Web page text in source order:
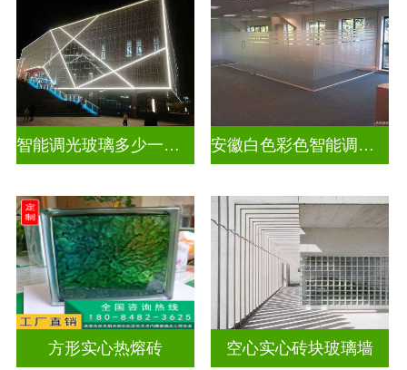
智能调光玻璃多少一平方米 安徽白色彩色智能调光玻璃厂家
方形实心热熔砖 空心实心砖块玻璃墙